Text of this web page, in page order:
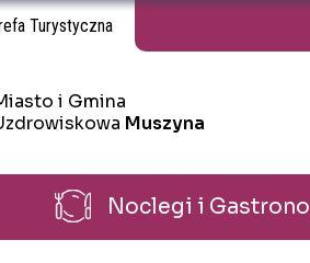
Turystyczna
i Gmina
Muszyna
Noclegi i